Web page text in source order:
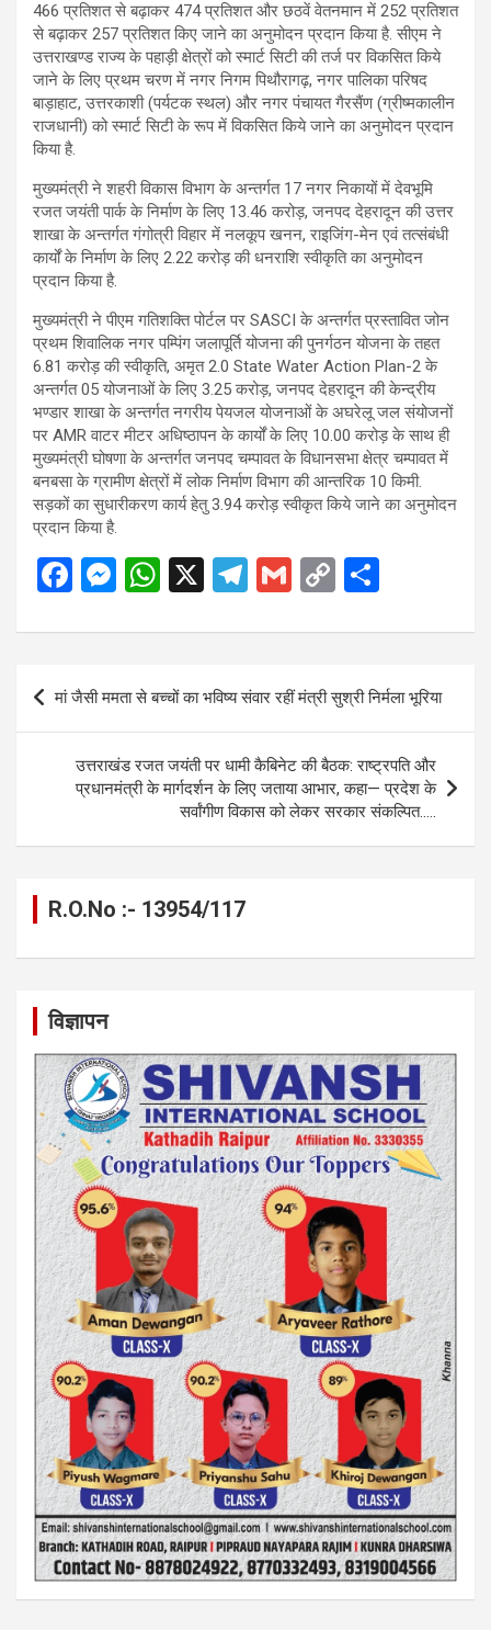
466 प्रतिशत से बढ़ाकर 474 प्रतिशत और छठवें वेतनमान में 252 प्रतिशत
से बढ़ाकर 257 प्रतिशत किए जाने का अनुमोदन प्रदान किया है. सीएम ने
उत्तराखण्ड राज्य के पहाड़ी क्षेत्रों को स्मार्ट सिटी की तर्ज पर विकसित किये
जाने के लिए प्रथम चरण में नगर निगम पिथौरागढ़, नगर पालिका परिषद
बाड़ाहाट, उत्तरकाशी (पर्यटक स्थल) और नगर पंचायत गैरसैंण (ग्रीष्मकालीन
राजधानी) को स्मार्ट सिटी के रूप में विकसित किये जाने का अनुमोदन प्रदान
किया है.
मुख्यमंत्री ने शहरी विकास विभाग के अन्तर्गत 17 नगर निकायों में देवभूमि
रजत जयंती पार्क के निर्माण के लिए 13.46 करोड़, जनपद देहरादून की उत्तर
शाखा के अन्तर्गत गंगोत्री विहार में नलकूप खनन, राइजिंग-मेन एवं तत्संबंधी
कार्यों के निर्माण के लिए 2.22 करोड़ की धनराशि स्वीकृति का अनुमोदन
प्रदान किया है.
मुख्यमंत्री ने पीएम गतिशक्ति पोर्टल पर SASCI के अन्तर्गत प्रस्तावित जोन
प्रथम शिवालिक नगर पम्पिंग जलापूर्ति योजना की पुनर्गठन योजना के तहत
6.81 करोड़ की स्वीकृति, अमृत 2.0 State Water Action Plan-2 के
अन्तर्गत 05 योजनाओं के लिए 3.25 करोड़, जनपद देहरादून की केन्द्रीय
भण्डार शाखा के अन्तर्गत नगरीय पेयजल योजनाओं के अघरेलू जल संयोजनों
पर AMR वाटर मीटर अधिष्ठापन के कार्यों के लिए 10.00 करोड़ के साथ ही
मुख्यमंत्री घोषणा के अन्तर्गत जनपद चम्पावत के विधानसभा क्षेत्र चम्पावत में
बनबसा के ग्रामीण क्षेत्रों में लोक निर्माण विभाग की आन्तरिक 10 किमी.
सड़कों का सुधारीकरण कार्य हेतु 3.94 करोड़ स्वीकृत किये जाने का अनुमोदन
प्रदान किया है.
F
ce
b
o
o
k
M
se
g
er
W
at
s
A
p
p
X
T
e
gr
a
m
G
ail
C
py
Li
n
k
ar
e
Post
navigation
मां जैसी ममता से बच्चों का भविष्य संवार रहीं मंत्री सुश्री निर्मला भूरिया
उत्तराखंड रजत जयंती पर धामी कैबिनेट की बैठक: राष्ट्रपति और
प्रधानमंत्री के मार्गदर्शन के लिए जताया आभार, कहा— प्रदेश के
सर्वांगीण विकास को लेकर सरकार संकल्पित…..
R.O.No :- 13954/117
विज्ञापन